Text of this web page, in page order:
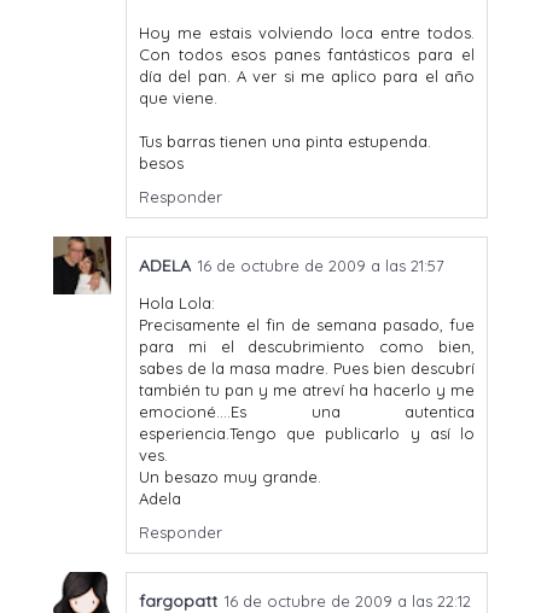
Hoy me estais volviendo loca entre todos.
Con todos esos panes fantásticos para el
día del pan. A ver si me aplico para el año
que viene.
Tus barras tienen una pinta estupenda.
besos
Responder
ADELA 16 de octubre de 2009 a las 21:57
Hola Lola:
Precisamente el fin de semana pasado, fue
para mi el descubrimiento como bien,
sabes de la masa madre. Pues bien descubrí
también tu pan y me atreví ha hacerlo y me
emocioné....Es una autentica
esperiencia.Tengo que publicarlo y así lo
ves.
Un besazo muy grande.
Adela
Responder
fargopatt 16 de octubre de 2009 a las 22:12